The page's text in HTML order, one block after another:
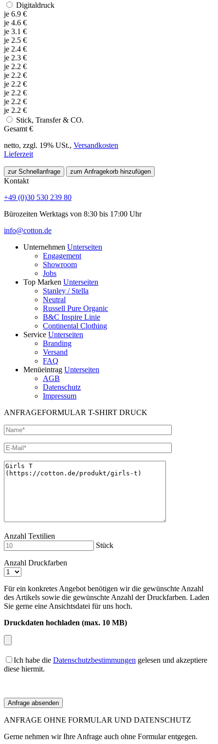
Digitaldruck
je 6.9 €
je 4.6 €
je 3.1 €
je 2.5 €
je 2.4 €
je 2.3 €
je 2.2 €
je 2.2 €
je 2.2 €
je 2.2 €
je 2.2 €
je 2.2 €
Stick, Transfer & CO.
Gesamt €
netto, zzgl. 19% USt., Versandkosten
Lieferzeit
zur Schnellanfrage zum Anfragekorb hinzufügen
Kontakt
+49 (0)30 530 239 80
Bürozeiten Werktags von 8:30 bis 17:00 Uhr
info@cotton.de
Unternehmen Unterseiten
Engagement
Showroom
Jobs
Top Marken Unterseiten
Stanley / Stella
Neutral
Russell Pure Organic
B&C Inspire Linie
Continental Clothing
Service Unterseiten
Branding
Versand
FAQ
Menüeintrag Unterseiten
AGB
Datenschutz
Impressum
ANFRAGEFORMULAR T-SHIRT DRUCK
Anzahl Textilien
Stück
Anzahl Druckfarben
Für ein konkretes Angebot benötigen wir die gewünschte Anzahl
des Artikels sowie die gewünschte Anzahl der Druckfarben. Laden
Sie gerne eine Ansichtsdatei für uns hoch.
Druckdaten hochladen (max. 10 MB)
Ich habe die Datenschutzbestimmungen gelesen und akzeptiere
diese hiermit.
ANFRAGE OHNE FORMULAR UND DATENSCHUTZ
Gerne nehmen wir Ihre Anfrage auch ohne Formular entgegen.